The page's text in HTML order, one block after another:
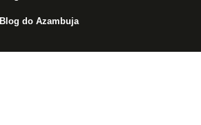
Blog do Azambuja